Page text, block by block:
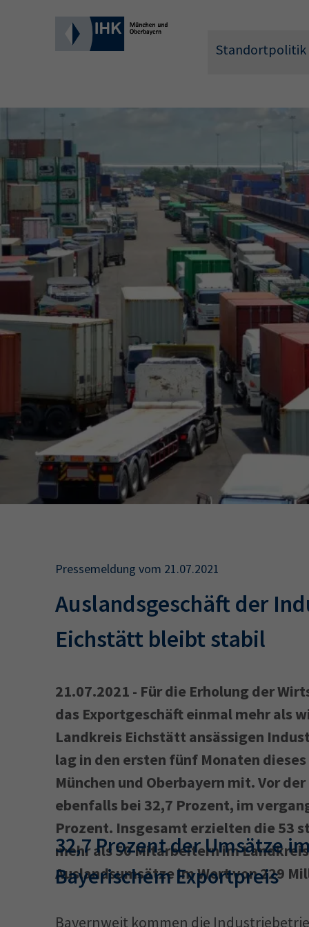
Standortpolitik
Hier können
34a
AEVO
34i
Pressemeldung vom 21.07.2021
Auslandsgeschäft der
Eichstätt bleibt stabil ‎
21.07.2021 - Für die Erholung der
das Exportgeschäft einmal mehr als
Landkreis Eichstätt ansässigen
lag in den ersten fünf Monaten
München und Oberbayern mit. Vor
ebenfalls bei 32,7 Prozent, im
Prozent. Insgesamt erzielten die 53
mehr als 50 Mitarbeitern im
Auslandsumsätze im Wert von 229
‎32,7 Prozent der Umsätze
Bayerischem Exportpreis
Bayernweit kommen die